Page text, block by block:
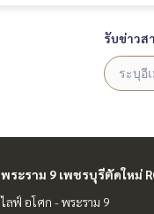
รับข่าวส
พระราม 9 เพชรบุรีตัดใหม่
ไลฟ์ อโศก - พระราม 9